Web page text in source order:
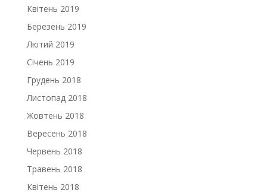
Квітень 2019
Березень 2019
Лютий 2019
Січень 2019
Грудень 2018
Листопад 2018
Жовтень 2018
Вересень 2018
Червень 2018
Травень 2018
Квітень 2018